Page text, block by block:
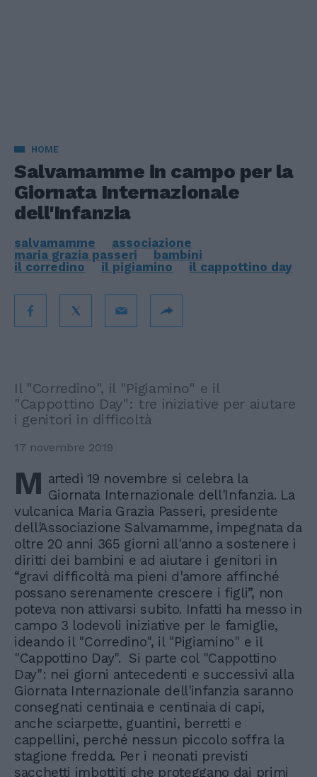
HOME
Salvamamme in campo per la
Giornata Internazionale
dell'Infanzia
salvamamme
associazione
maria grazia passeri
bambini
il corredino
il pigiamino il cappottino day
Il "Corredino", il "Pigiamino" e il
"Cappottino Day": tre iniziative per aiutare
i genitori in difficoltà
17 novembre 2019
M artedì 19 novembre si celebra la
Giornata Internazionale dell'Infanzia. La
vulcanica Maria Grazia Passeri, presidente
dell'Associazione Salvamamme, impegnata da
oltre 20 anni 365 giorni all'anno a sostenere i
diritti dei bambini e ad aiutare i genitori in
“gravi difficoltà ma pieni d'amore affinché
possano serenamente crescere i figli”, non
poteva non attivarsi subito. Infatti ha messo in
campo 3 lodevoli iniziative per le famiglie,
ideando il "Corredino", il "Pigiamino" e il
"Cappottino Day". Si parte col "Cappottino
Day": nei giorni antecedenti e successivi alla
Giornata Internazionale dell'infanzia saranno
consegnati centinaia e centinaia di capi,
anche sciarpette, guantini, berretti e
cappellini, perché nessun piccolo soffra la
stagione fredda. Per i neonati previsti
sacchetti imbottiti che proteggano dai primi